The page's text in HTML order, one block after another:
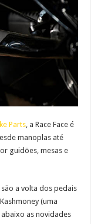
Parts , a Race Face é
manoplas até
guidões, mesas e
a volta dos pedais
(uma
as novidades